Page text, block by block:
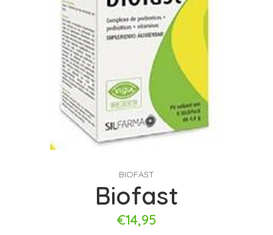
BIOFAST
Biofast
€14,95